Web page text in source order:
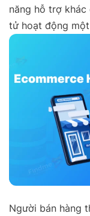
năng hỗ trợ
tử hoạt động
Người bán hàng